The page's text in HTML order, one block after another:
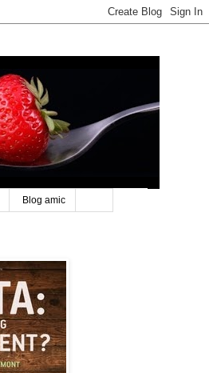
Blog amic